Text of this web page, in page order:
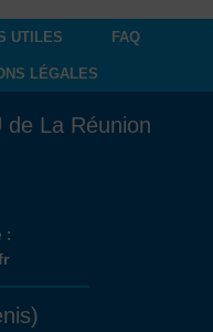
UTILES FAQ
LÉGALES
de La Réunion
: